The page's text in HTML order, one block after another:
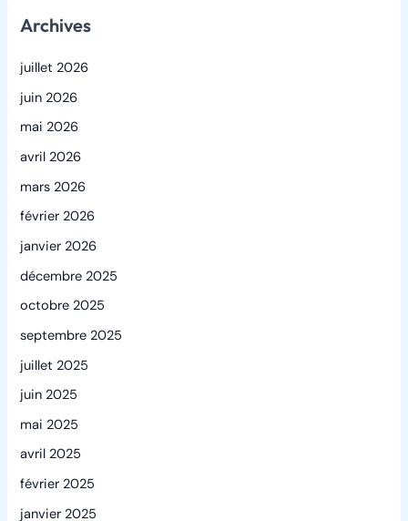
Archives
juillet 2026
juin 2026
mai 2026
avril 2026
mars 2026
février 2026
janvier 2026
décembre 2025
octobre 2025
septembre 2025
juillet 2025
juin 2025
mai 2025
avril 2025
février 2025
janvier 2025